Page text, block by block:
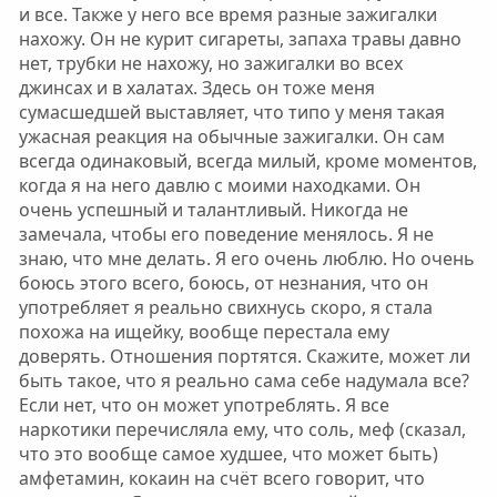
и все. Также у него все время разные зажигалки
нахожу. Он не курит сигареты, запаха травы давно
нет, трубки не нахожу, но зажигалки во всех
джинсах и в халатах. Здесь он тоже меня
сумасшедшей выставляет, что типо у меня такая
ужасная реакция на обычные зажигалки. Он сам
всегда одинаковый, всегда милый, кроме моментов,
когда я на него давлю с моими находками. Он
очень успешный и талантливый. Никогда не
замечала, чтобы его поведение менялось. Я не
знаю, что мне делать. Я его очень люблю. Но очень
боюсь этого всего, боюсь, от незнания, что он
употребляет я реально свихнусь скоро, я стала
похожа на ищейку, вообще перестала ему
доверять. Отношения портятся. Скажите, может ли
быть такое, что я реально сама себе надумала все?
Если нет, что он может употреблять. Я все
наркотики перечисляла ему, что соль, меф (сказал,
что это вообще самое худшее, что может быть)
амфетамин, кокаин на счёт всего говорит, что